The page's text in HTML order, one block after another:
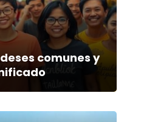
comunes y